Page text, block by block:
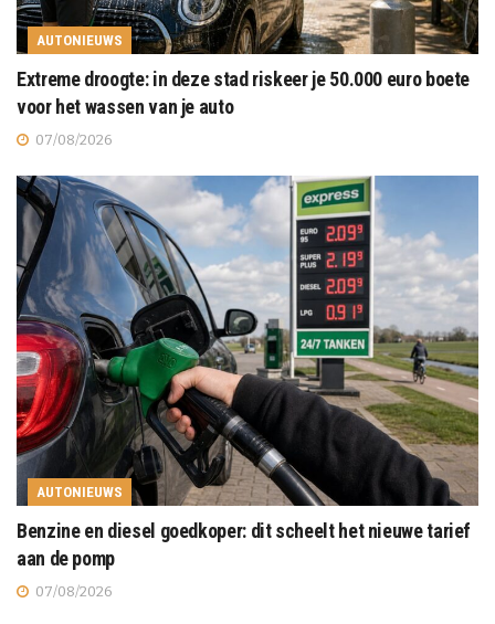
AUTONIEUWS
Extreme droogte: in deze stad riskeer je 50.000 euro boete
voor het wassen van je auto
07/08/2026
AUTONIEUWS
Benzine en diesel goedkoper: dit scheelt het nieuwe tarief
aan de pomp
07/08/2026